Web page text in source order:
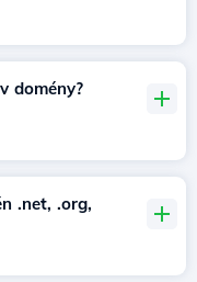
domény?
.net, .org,